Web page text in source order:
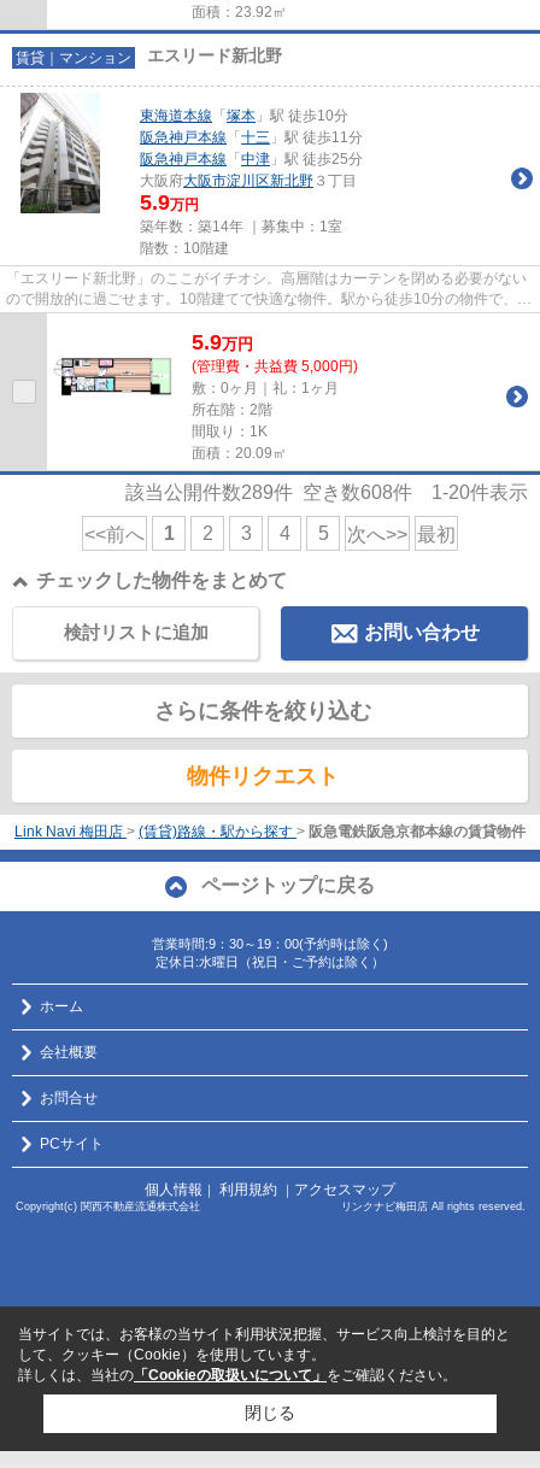
面積：23.92㎡
賃貸｜マンション エスリード新北野
東海道本線 「 塚本 」駅 徒歩10分
阪急神戸本線 「 十三 」駅 徒歩11分
阪急神戸本線 「 中津 」駅 徒歩25分
大阪府大阪市淀川区新北野 ３丁目
5.9万円
築年数：築14年 ｜募集中： 1室
階数：10階建
「エスリード新北野」のここがイチオシ。高層階はカーテンを閉める必要がない
ので開放的に過ごせます。10階建てで快適な物件。駅から徒歩10分の物件で、ア
5.9万円
(管理費・共益費 5,000円)
敷：0ヶ月｜礼：1ヶ月
所在階：2階
間取り：1K
面積：20.09㎡
該当公開件数289件 空き数608件 1-20件表示
<<前へ 1 2 3 4 5 次へ>> 最初
チェックした物件をまとめて
お問い合わせ
検討リストに追加
さらに条件を絞り込む
物件リクエスト
Link Navi 梅田店 > (賃貸)路線・駅から探す > 阪急電鉄阪急京都本線の賃貸物件
ページトップに戻る
営業時間:9：30～19：00(予約時は除く)
定休日:水曜日（祝日・ご予約は除く）
ホーム
会社概要
お問合せ
PCサイト
個人情報 ｜ 利用規約 ｜ アクセスマップ
Copyright(c) 関西不動産流通株式会社 リンクナビ梅田店 All rights reserved.
当サイトでは、お客様の当サイト利用状況把握、サービス向上検討を目的と
して、クッキー（Cookie）を使用しています。
詳しくは、当社の 「Cookieの取扱いについて」 をご確認ください。
閉じる